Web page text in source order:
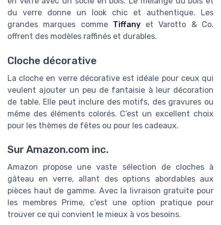
du verre donne un look chic et authentique. Les
grandes marques comme Tiffanyet Varotto & Co.
offrent des modèles raffinés et durables.
Cloche décorative
La cloche en verre décorative est idéale pour ceux qui
veulent ajouter un peu de fantaisie à leur décoration
de table. Elle peut inclure des motifs, des gravures ou
même des éléments colorés. C’est un excellent choix
pour les thèmes de fêtes ou pour les cadeaux.
Sur Amazon.com inc.
Amazon propose une vaste sélection de cloches à
gâteau en verre, allant des options abordables aux
pièces haut de gamme. Avec la livraison gratuite pour
les membres Prime, c'est une option pratique pour
trouver ce qui convient le mieux à vos besoins.